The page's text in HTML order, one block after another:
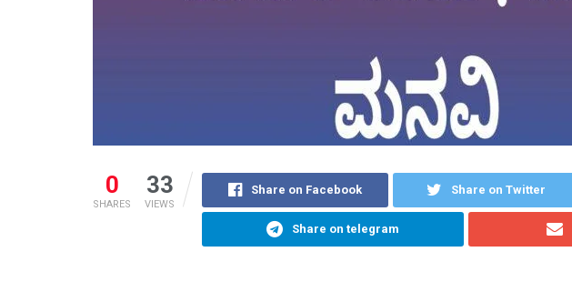
0
SHARES
33
VIEWS
Share on Facebook Share on Twitter
Share on telegram